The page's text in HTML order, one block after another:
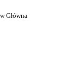
w Główna